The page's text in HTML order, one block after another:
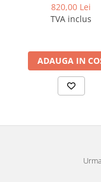
820,00 Lei
TVA inclus
ADAUGA IN